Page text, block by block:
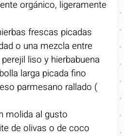
orgánico, ligeramente
frescas picadas
o una mezcla entre
liso y hierbabuena
larga picada fino
parmesano rallado (
molida al gusto
de olivas o de coco